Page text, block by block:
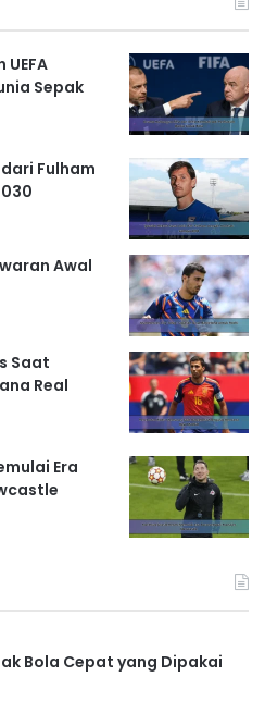
Sepak
Fulham
Awal
Saat
Real
Era
Bola Cepat yang Dipakai